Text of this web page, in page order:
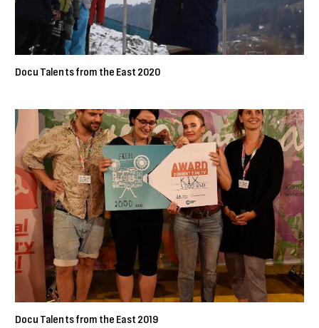
Docu Talents from the East 2020
Docu Talents from the East 2019